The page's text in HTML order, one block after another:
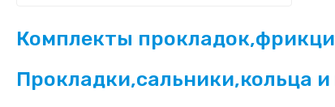
Комплекты
Прокладки,сальники,кольца